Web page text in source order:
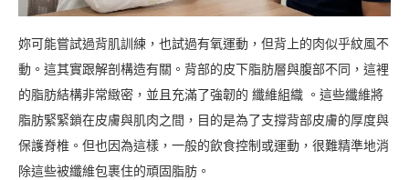
妳可能嘗試過背肌訓練，也試過有氧運動，但背上的肉似乎紋風不
動。這其實跟解剖構造有關。背部的皮下脂肪層與腹部不同，這裡
的脂肪結構非常緻密，並且充滿了強韌的 纖維組織 。這些纖維將
脂肪緊緊鎖在皮膚與肌肉之間，目的是為了支撐背部皮膚的厚度與
保護脊椎。但也因為這樣，一般的飲食控制或運動，很難精準地消
除這些被纖維包裹住的頑固脂肪。